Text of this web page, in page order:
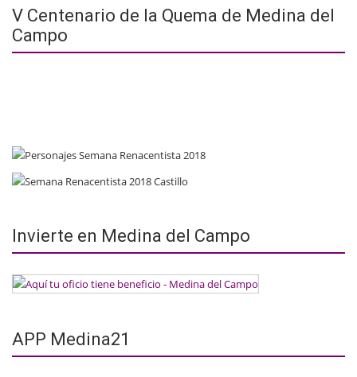
V Centenario de la Quema de Medina del
Campo
Invierte en Medina del Campo
APP Medina21